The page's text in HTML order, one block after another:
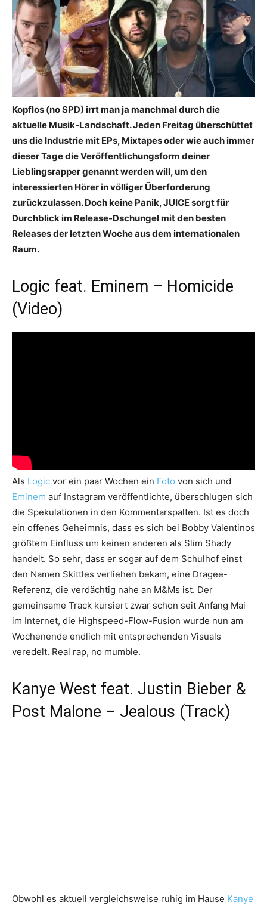
Kopflos (no SPD) irrt man ja manchmal durch die
aktuelle Musik-Landschaft. Jeden Freitag überschüttet
uns die Industrie mit EPs, Mixtapes oder wie auch immer
dieser Tage die Veröffentlichungsform deiner
Lieblingsrapper genannt werden will, um den
interessierten Hörer in völliger Überforderung
zurückzulassen. Doch keine Panik, JUICE sorgt für
Durchblick im Release-Dschungel mit den besten
Releases der letzten Woche aus dem internationalen
Raum.
Logic feat. Eminem – Homicide
(Video)
Als Logic vor ein paar Wochen ein Foto von sich und
Eminem auf Instagram veröffentlichte, überschlugen sich
die Spekulationen in den Kommentarspalten. Ist es doch
ein offenes Geheimnis, dass es sich bei Bobby Valentinos
größtem Einfluss um keinen anderen als Slim Shady
handelt. So sehr, dass er sogar auf dem Schulhof einst
den Namen Skittles verliehen bekam, eine Dragee-
Referenz, die verdächtig nahe an M&Ms ist. Der
gemeinsame Track kursiert zwar schon seit Anfang Mai
im Internet, die Highspeed-Flow-Fusion wurde nun am
Wochenende endlich mit entsprechenden Visuals
veredelt. Real rap, no mumble.
Kanye West feat. Justin Bieber &
Post Malone – Jealous (Track)
Obwohl es aktuell vergleichsweise ruhig im Hause Kanye